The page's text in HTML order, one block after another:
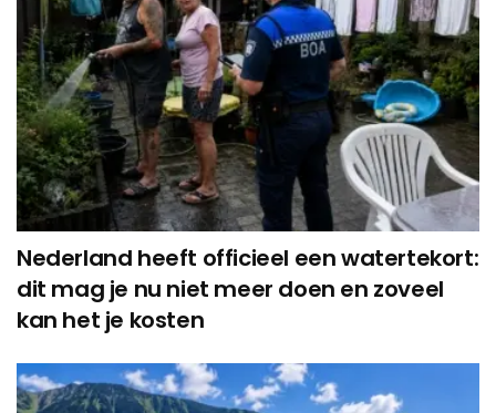
Nederland heeft officieel een watertekort:
dit mag je nu niet meer doen en zoveel
kan het je kosten